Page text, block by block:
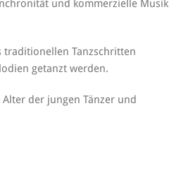
und kommerzielle Musik
traditionellen Tanzschritten
getanzt werden.
der jungen Tänzer und